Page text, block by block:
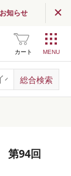
知らせ
カート
第94回